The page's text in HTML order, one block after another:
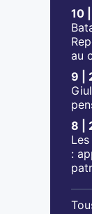
10
au
9 |
8 |
: